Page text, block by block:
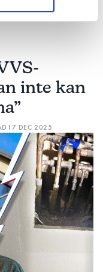
inte kan
17 DEC 2025